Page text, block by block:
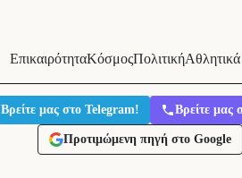
ΕπικαιρότηταΚόσμοςΠολιτικήΑθλητικά
Βρείτε μας στο Telegram! Βρείτε μας
Προτιμώμενη πηγή στο Google